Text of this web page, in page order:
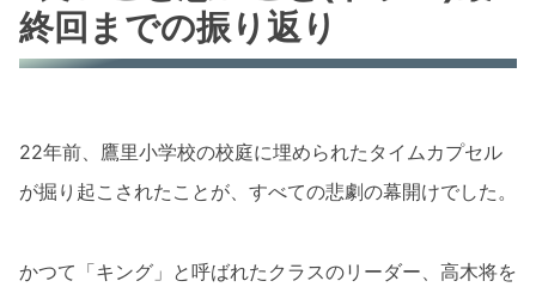
終回までの振り返り
22年前、鷹里小学校の校庭に埋められたタイムカプセル
が掘り起こされたことが、すべての悲劇の幕開けでした。
かつて「キング」と呼ばれたクラスのリーダー、高木将を